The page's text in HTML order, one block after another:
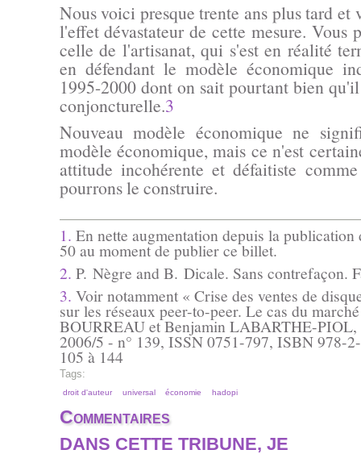
Nous voici presque trente ans plus tard
l'effet dévastateur de cette mesure. Vous
celle de l'artisanat, qui s'est en réalité
en défendant le modèle économique
1995-2000 dont on sait pourtant bien
conjoncturelle.3
Nouveau modèle économique ne
modèle économique, mais ce n'est
attitude incohérente et défaitiste
pourrons le construire.
1. En nette augmentation depuis la
50 au moment de publier ce billet.
2. P. Nègre and B. Dicale. Sans contrefaçon.
3. Voir notamment « Crise des ventes de
sur les réseaux peer-to-peer. Le cas du
BOURREAU et Benjamin LABARTHE-PIOL,
2006/5 - n° 139, ISSN 0751-797, ISBN 978-
105 à 144
Tags:
droit d'auteur universal économie hadopi
Commentaires
DANS CETTE TRIBUNE, JE